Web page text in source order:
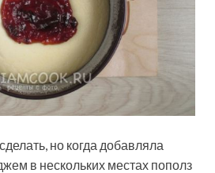
но когда добавляла
в нескольких местах пополз